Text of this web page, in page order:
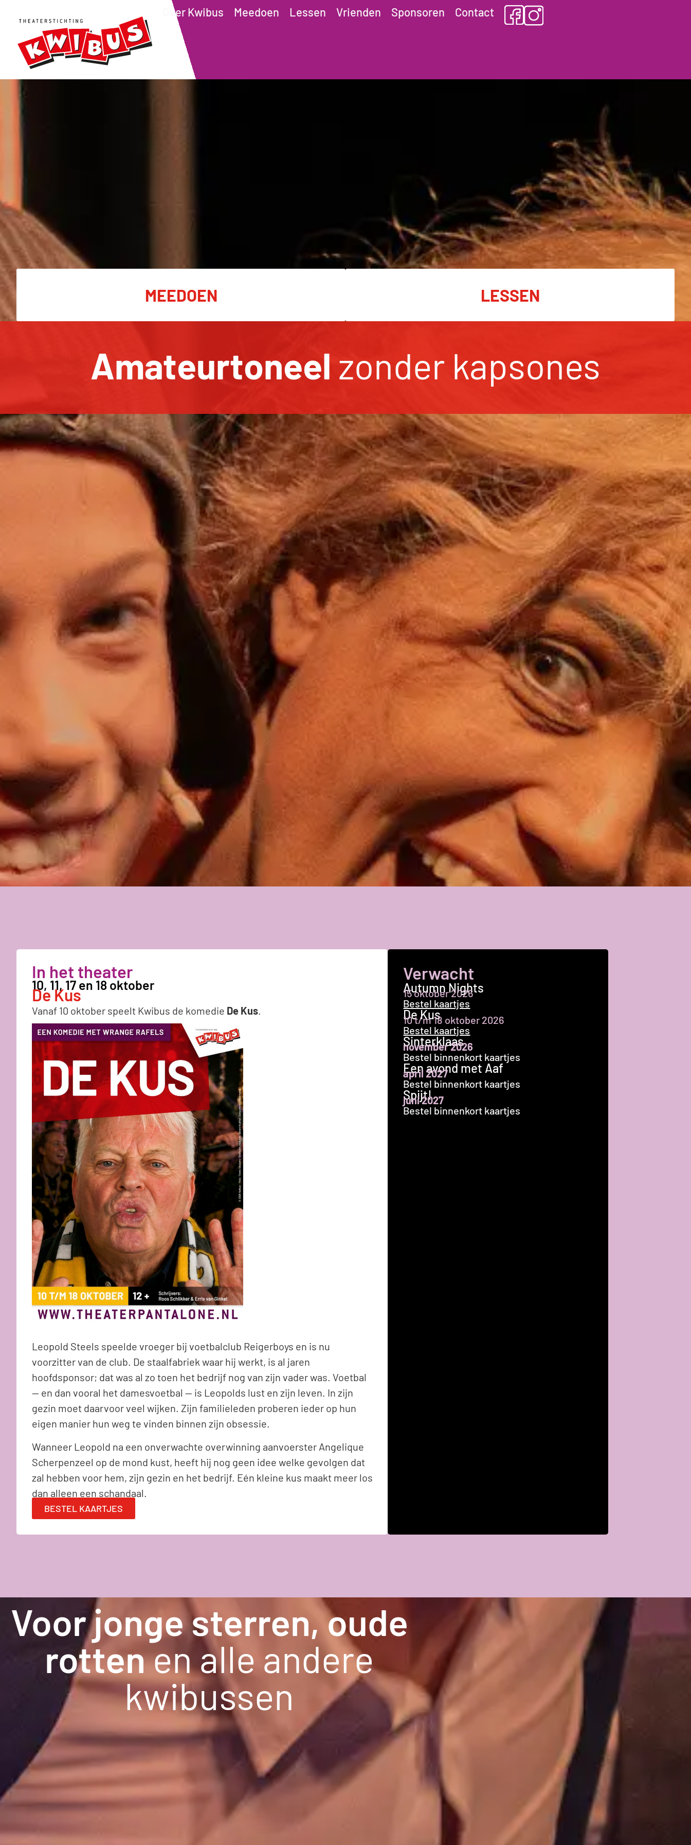
Over Kwibus Meedoen Lessen Vrienden Sponsoren Contact
MEEDOEN LESSEN
Amateurtoneel zonder kapsones
In het theater
10, 11, 17 en 18 oktober
De Kus
Vanaf 10 oktober speelt Kwibus de komedie De Kus.
Leopold Steels speelde vroeger bij voetbalclub Reigerboys en is nu
voorzitter van de club. De staalfabriek waar hij werkt, is al jaren
hoofdsponsor; dat was al zo toen het bedrijf nog van zijn vader was. Voetbal
— en dan vooral het damesvoetbal — is Leopolds lust en zijn leven. In zijn
gezin moet daarvoor veel wijken. Zijn familieleden proberen ieder op hun
eigen manier hun weg te vinden binnen zijn obsessie.
Wanneer Leopold na een onverwachte overwinning aanvoerster Angelique
Scherpenzeel op de mond kust, heeft hij nog geen idee welke gevolgen dat
zal hebben voor hem, zijn gezin en het bedrijf. Eén kleine kus maakt meer los
dan alleen een schandaal.
BESTEL KAARTJES
Verwacht
Autumn Nights
15 oktober 2026
Bestel kaartjes
De Kus
10 t/m 18 oktober 2026
Bestel kaartjes
Sinterklaas
november 2026
Bestel binnenkort kaartjes
Een avond met Aaf
april 2027
Bestel binnenkort kaartjes
Spijt!
juni 2027
Bestel binnenkort kaartjes
november
Voor jonge sterren, oude
rottenen alle andere
kwibussen